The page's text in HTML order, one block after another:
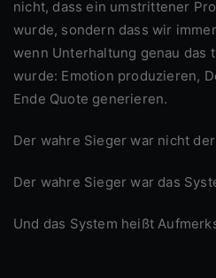
nicht, dass ein umstrittener
wurde, sondern dass wir
wenn Unterhaltung genau das
wurde: Emotion produzieren,
Ende Quote generieren.
Der wahre Sieger war nicht
Der wahre Sieger war das
Und das System heißt